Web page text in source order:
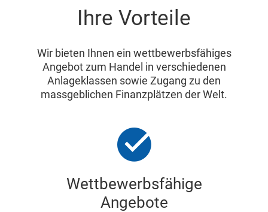
Ihre Vorteile
Wir bieten Ihnen ein wettbewerbsfähiges
Angebot zum Handel in verschiedenen
Anlageklassen sowie Zugang zu den
massgeblichen Finanzplätzen der Welt.
Wettbewerbsfähige
Angebote